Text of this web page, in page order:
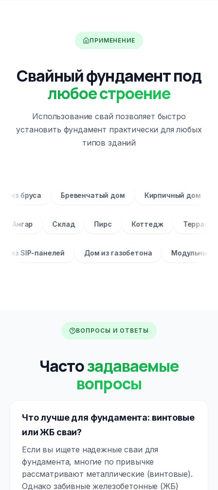
ПРИМЕНЕНИЕ
Свайный фундамент под
любое строение
Использование свай позволяет быстро
установить фундамент практически для любых
типов зданий
Дом из бруса Бревенчатый дом Кирпичный
Склад Пирс Коттедж Терраса
Дом из SIP-панелей Дом из газобетона
ВОПРОСЫ И ОТВЕТЫ
Частозадаваемые
вопросы
Что лучше для фундамента: винтовые
или ЖБ сваи?
Если вы ищете надежные сваи для
фундамента, многие по привычке
рассматривают металлические (винтовые).
Однако забивные железобетонные (ЖБ)